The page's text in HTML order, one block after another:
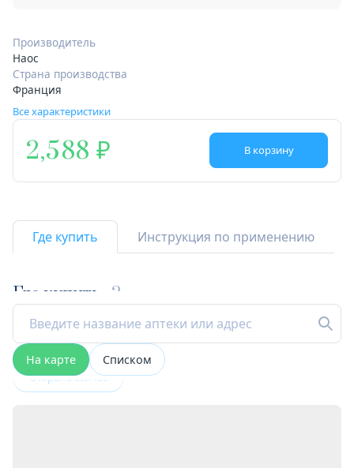
Производитель
Наос
Страна производства
Франция
Все характеристики
2,588 В корзину
Где купить Инструкция по применению
Где купить 2
На карте Списком
Открыта сейчас